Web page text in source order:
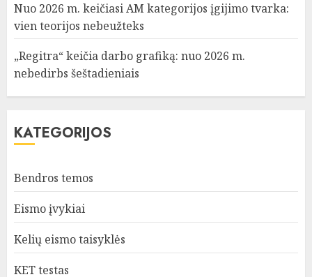
Nuo 2026 m. keičiasi AM kategorijos įgijimo tvarka:
vien teorijos nebeužteks
„Regitra“ keičia darbo grafiką: nuo 2026 m.
nebedirbs šeštadieniais
KATEGORIJOS
Bendros temos
Eismo įvykiai
Kelių eismo taisyklės
KET testas